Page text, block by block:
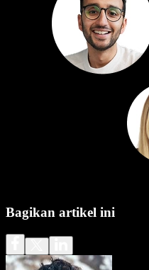
Bagikan artikel ini